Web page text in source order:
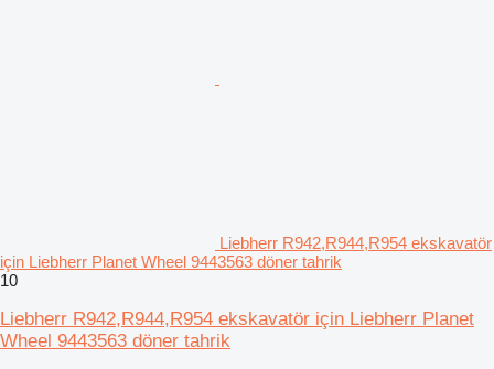
Liebherr R942,R944,R954 ekskavatör
için Liebherr Planet Wheel 9443563 döner tahrik
10
Liebherr R942,R944,R954 ekskavatör için Liebherr Planet
Wheel 9443563 döner tahrik